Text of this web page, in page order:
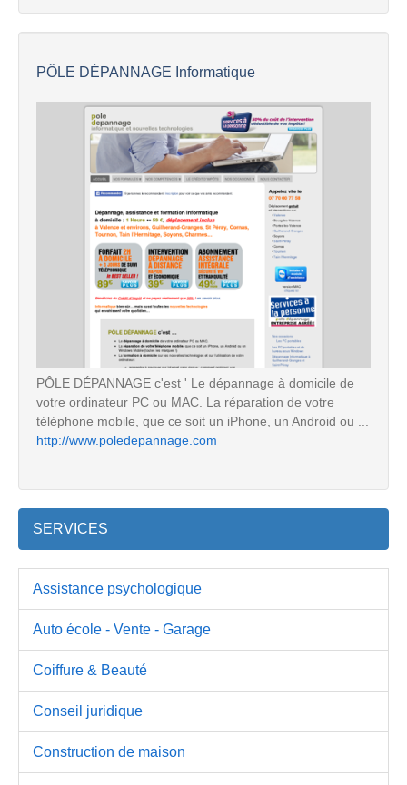
PÔLE DÉPANNAGE Informatique
PÔLE DÉPANNAGE c'est ' Le dépannage à domicile de
votre ordinateur PC ou MAC. La réparation de votre
téléphone mobile, que ce soit un iPhone, un Android ou ...
http://www.poledepannage.com
SERVICES
Assistance psychologique
Auto école - Vente - Garage
Coiffure & Beauté
Conseil juridique
Construction de maison